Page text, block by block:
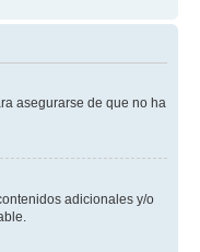
asegurarse de que no ha
adicionales y/o